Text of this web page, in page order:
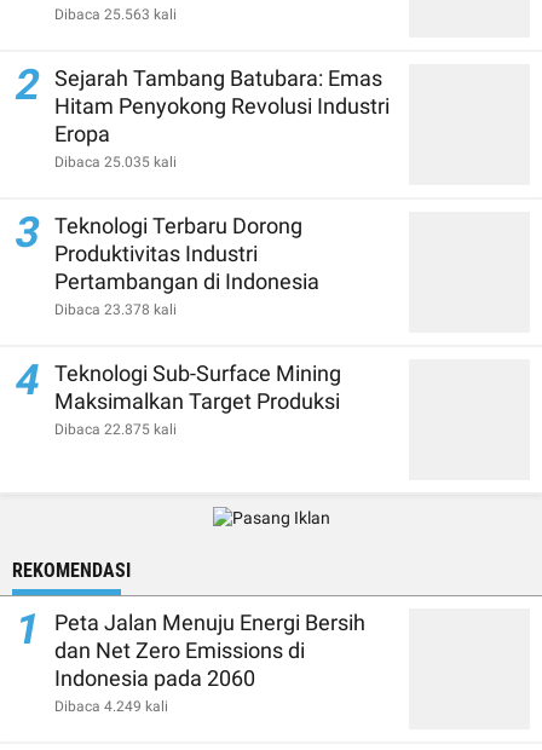
Dibaca 25.563 kali
2 Sejarah Tambang Batubara: Emas
Hitam Penyokong Revolusi Industri
Eropa
Dibaca 25.035 kali
3 Teknologi Terbaru Dorong
Produktivitas Industri
Pertambangan di Indonesia
Dibaca 23.378 kali
4
Teknologi Sub-Surface Mining
Maksimalkan Target Produksi
Dibaca 22.875 kali
REKOMENDASI
1
Peta Jalan Menuju Energi Bersih
dan Net Zero Emissions di
Indonesia pada 2060
Dibaca 4.249 kali